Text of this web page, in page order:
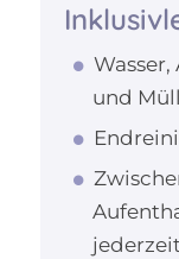
Wasser,
und